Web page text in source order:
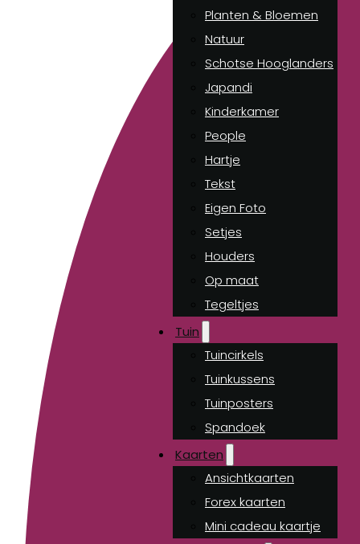
Planten & Bloemen
Natuur
Schotse Hooglanders
Japandi
Kinderkamer
People
Hartje
Tekst
Eigen Foto
Setjes
Houders
Op maat
Tegeltjes
Tuin
Tuincirkels
Tuinkussens
Tuinposters
Spandoek
Kaarten
Ansichtkaarten
Forex kaarten
Mini cadeau kaartje